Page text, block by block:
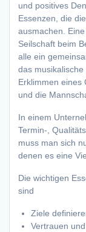
und positives
Essenzen, die
ausmachen.
Seilschaft beim
alle ein
das
Erklimmen eines
und die
In einem
Termin-,
muss man sich
denen es eine
Die wichtigen
sind
Ziele
Vertrauen